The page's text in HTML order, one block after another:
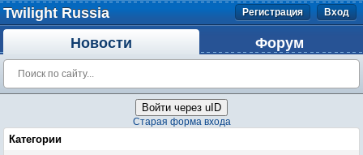
Twilight Russia Регистрация Вход
Новости Форум
Войти через uID
Старая форма входа
Категории